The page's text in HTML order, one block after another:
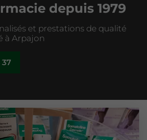
depuis 1979
et prestations de qualité
à Arpajon